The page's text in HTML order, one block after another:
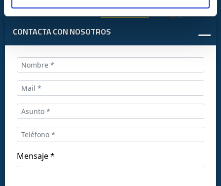
CONTACTA CON NOSOTROS
Mensaje *
Llámanos al:
+34 916169710
Síguenos en las redes: